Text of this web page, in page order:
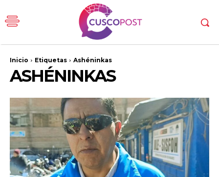
Inicio Etiquetas Ashéninkas
ASHÉNINKAS